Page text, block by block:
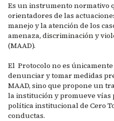
Es un instrumento normativo
orientadores de las
manejo y la atención de los
amenaza, discriminación y
(MAAD).
El Protocolo no es
denunciar y tomar medidas
MAAD, sino que propone un
la institución y promueve vías
política institucional de Cero
conductas.